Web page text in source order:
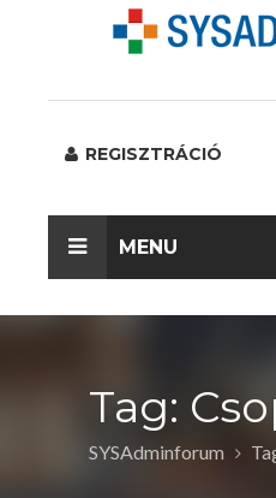
REGISZTRÁCIÓ
MENU
Tag:
SYSAdminforum